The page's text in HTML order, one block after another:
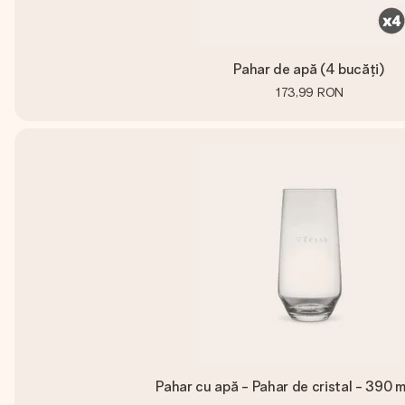
Pahar de apă (4 bucăți)
173,99 RON
Pahar cu apă - Pahar de cristal - 390